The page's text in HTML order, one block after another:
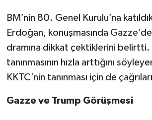
BM’nin 80. Genel Kurulu’na
Erdoğan, konuşmasında
dramına dikkat çektiklerini belirtti.
tanınmasının hızla arttığını
KKTC’nin tanınması için de
Gazze ve Trump Görüşmesi